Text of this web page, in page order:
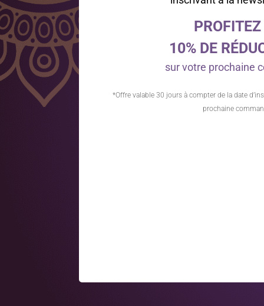
PROFITEZ
10% DE
sur votre prochaine
*Offre valable 30 jours à compter de la date
prochaine